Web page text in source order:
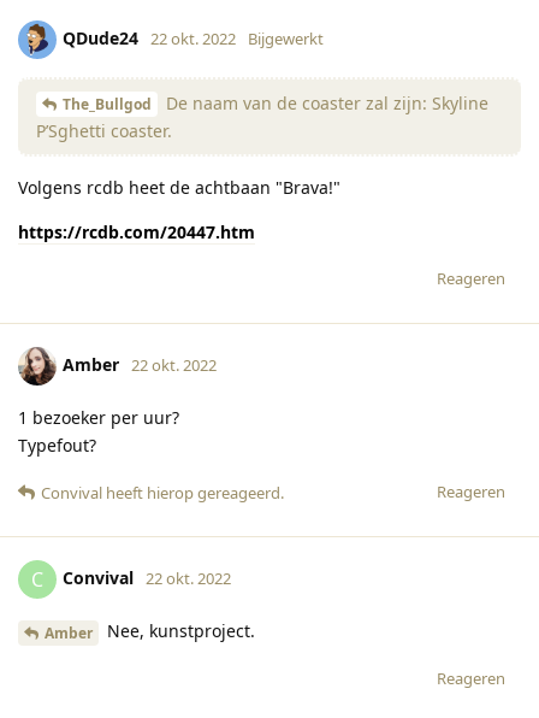
QDude24 22 okt. 2022 Bijgewerkt
The_Bullgod
De naam van de coaster zal zijn: Skyline
P’Sghetti coaster.
Volgens rcdb heet de achtbaan "Brava!"
https://rcdb.com/20447.htm
Reageren
Amber 22 okt. 2022
1 bezoeker per uur?
Typefout?
Reageren
Convival heeft hierop gereageerd.
C Convival 22 okt. 2022
Amber Nee, kunstproject.
Reageren